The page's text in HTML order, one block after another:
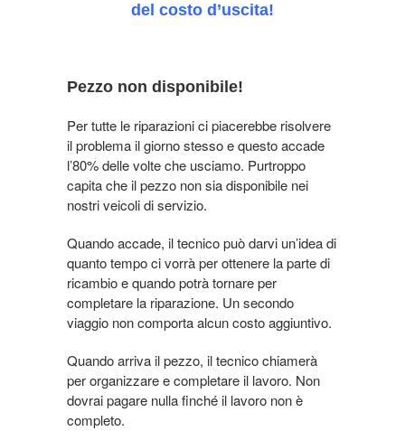
del costo d’uscita!
Pezzo non disponibile!
Per tutte le riparazioni ci piacerebbe risolvere
il problema il giorno stesso e questo accade
l’80% delle volte che usciamo. Purtroppo
capita che il pezzo non sia disponibile nei
nostri veicoli di servizio.
Quando accade, il tecnico può darvi un’idea di
quanto tempo ci vorrà per ottenere la parte di
ricambio e quando potrà tornare per
completare la riparazione. Un secondo
viaggio non comporta alcun costo aggiuntivo.
Quando arriva il pezzo, il tecnico chiamerà
per organizzare e completare il lavoro. Non
dovrai pagare nulla finché il lavoro non è
completo.